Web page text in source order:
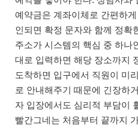
예약금은 계좌이체로 간편하
인되면 확정 문자와 함께 정확
주소가 시스템의 핵심 중 하나
대로 입력하면 해당 장소까지
도착하면 입구에서 직원이 미
로 안내해주기 때문에 긴장하
자 입장에서도 심리적 부담이
빨간그네는 처음부터 끝까지